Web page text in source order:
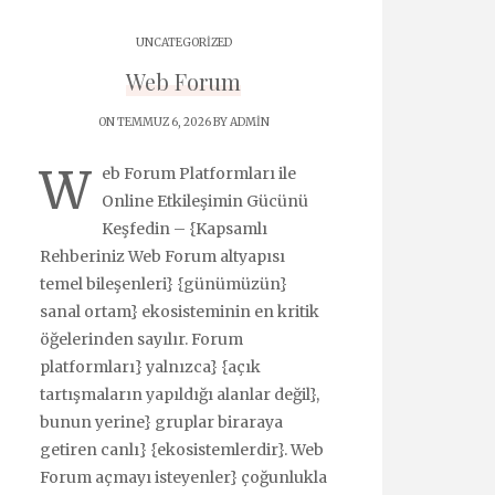
UNCATEGORIZED
Web Forum
ON TEMMUZ 6, 2026 BYADMIN
W
eb Forum Platformları ile
Online Etkileşimin Gücünü
Keşfedin – {Kapsamlı
Rehberiniz Web Forum altyapısı
temel bileşenleri} {günümüzün}
sanal ortam} ekosisteminin en kritik
öğelerinden sayılır. Forum
platformları} yalnızca} {açık
tartışmaların yapıldığı alanlar değil},
bunun yerine} gruplar biraraya
getiren canlı} {ekosistemlerdir}. Web
Forum açmayı isteyenler} çoğunlukla